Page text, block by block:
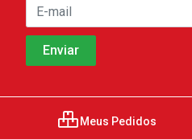
Meus Pedidos